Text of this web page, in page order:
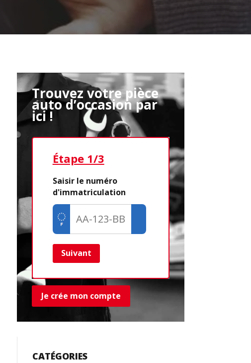
Trouvez votre pièce
auto d’occasion par
ici !
Étape 1/3
Saisir le numéro
d'immatriculation
Suivant
Je crée mon compte
CATÉGORIES